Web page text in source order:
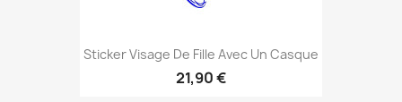
Sticker Visage De Fille Avec Un Casque
21,90 €